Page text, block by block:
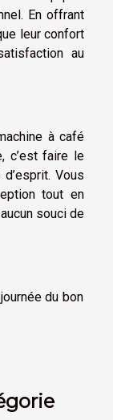
En offrant
leur confort
au
à café
c’est faire le
Vous
tout en
souci de
du bon